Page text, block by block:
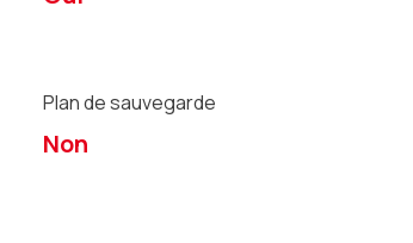
Plan de sauvegarde
Non